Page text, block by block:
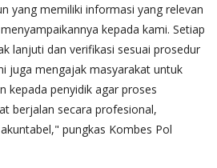
yang memiliki informasi yang relevan
kepada kami. Setiap
lanjuti dan verifikasi sesuai prosedur
juga mengajak masyarakat untuk
kepada penyidik agar proses
berjalan secara profesional,
pungkas Kombes Pol